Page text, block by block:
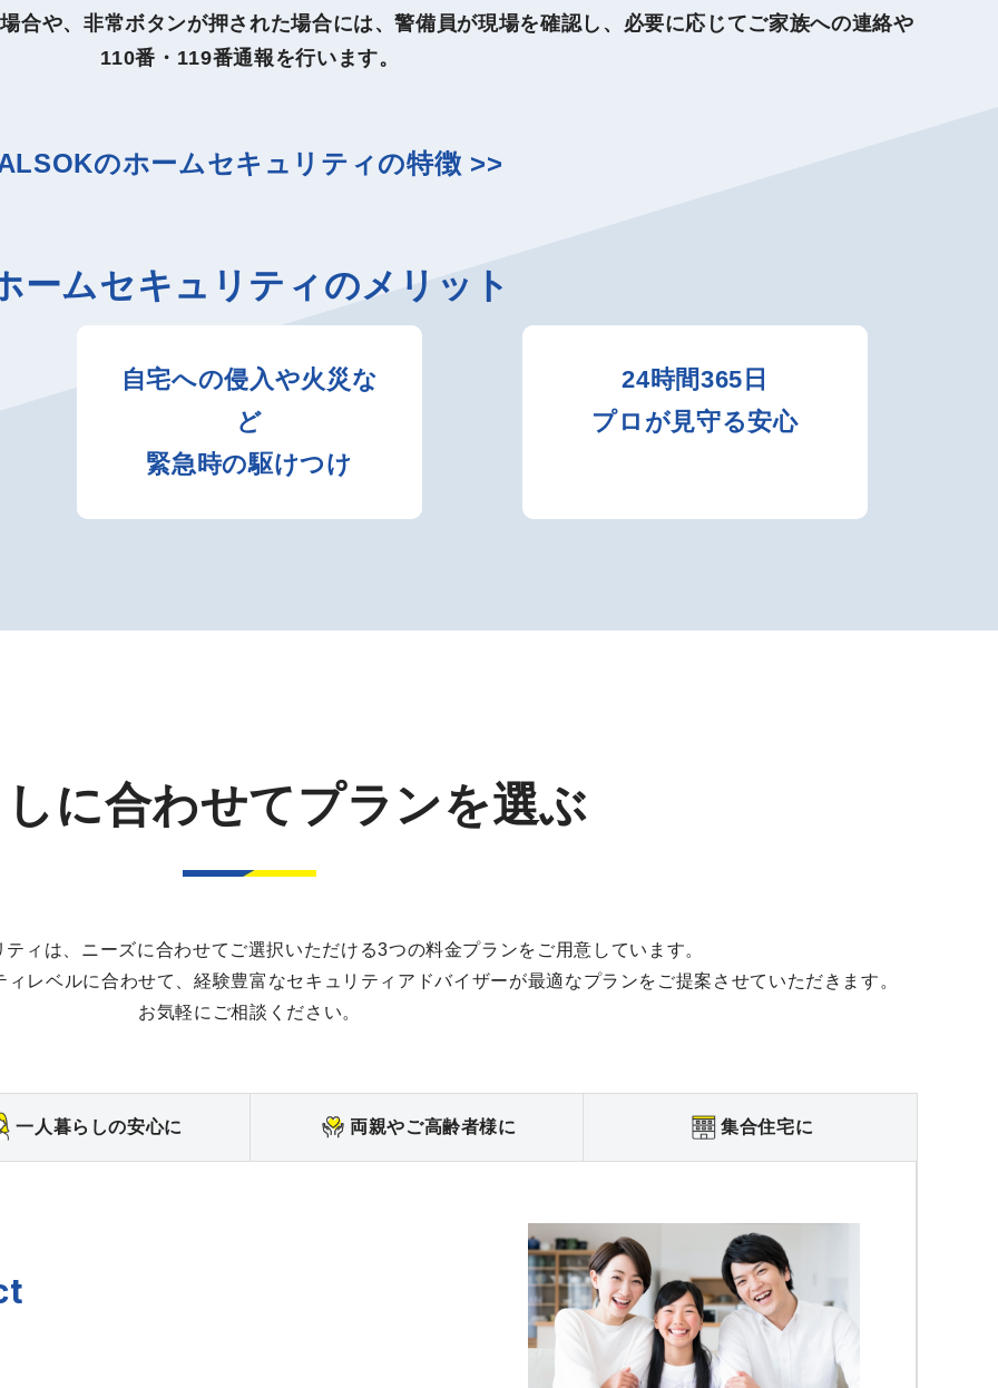
合や、非常ボタンが押された場合には、警備員が現場を確認し、必要に応じてご家族への連絡や
110番・119番通報を行います。
のホームセキュリティの特徴 >>
ームセキュリティのメリット
自宅への侵入や火災な
ど
緊急時の駆けつけ
24時間365日
プロが見守る安心
に合わせてプランを選ぶ
ィは、ニーズに合わせてご選択いただける3つの料金プランをご用意しています。
レベルに合わせて、経験豊富なセキュリティアドバイザーが最適なプランをご提案させていただきます。
お気軽にご相談ください。
一人暮らしの安心に 両親やご高齢者様に 集合住宅に